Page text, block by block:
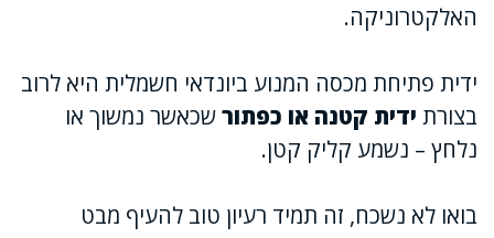
האלקטרוניקה.
ידית פתיחת מכסה המנוע ביונדאי חשמלית היא לרוב
בצורת ידית קטנה או כפתורשכאשר נמשוך או
נלחץ – נשמע קליק קטן.
בואו לא נשכח, זה תמיד רעיון טוב להעיף מבט